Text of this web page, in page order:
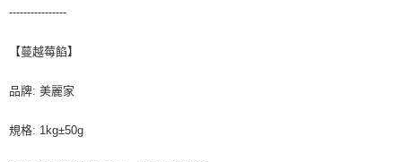
----------------
【蔓越莓餡】
品牌: 美麗家
規格: 1kg±50g